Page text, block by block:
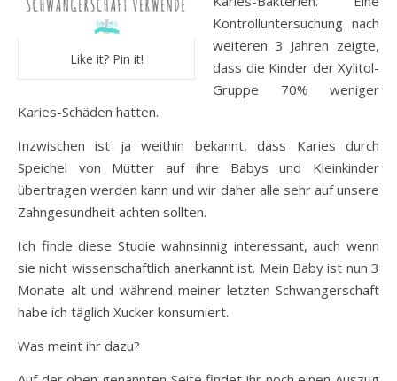
Like it? Pin it!
Kontrolluntersuchung nach
weiteren 3 Jahren zeigte,
dass die Kinder der Xylitol-
Gruppe 70% weniger
Karies-Schäden hatten.
Inzwischen ist ja weithin bekannt, dass Karies durch
Speichel von Mütter auf ihre Babys und Kleinkinder
übertragen werden kann und wir daher alle sehr auf unsere
Zahngesundheit achten sollten.
Ich finde diese Studie wahnsinnig interessant, auch wenn
sie nicht wissenschaftlich anerkannt ist. Mein Baby ist nun 3
Monate alt und während meiner letzten Schwangerschaft
habe ich täglich Xucker konsumiert.
Was meint ihr dazu?